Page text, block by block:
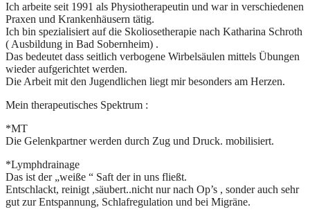
Ich arbeite seit 1991 als Physiotherapeutin und war in verschiedenen
Praxen und Krankenhäusern tätig.
Ich bin spezialisiert auf die Skoliosetherapie nach Katharina Schroth
( Ausbildung in Bad Sobernheim) .
Das bedeutet dass seitlich verbogene Wirbelsäulen mittels Übungen
wieder aufgerichtet werden.
Die Arbeit mit den Jugendlichen liegt mir besonders am Herzen.
Mein therapeutisches Spektrum :
*MT
Die Gelenkpartner werden durch Zug und Druck. mobilisiert.
*Lymphdrainage
Das ist der „weiße “ Saft der in uns fließt.
Entschlackt, reinigt ,säubert..nicht nur nach Op’s , sonder auch sehr
gut zur Entspannung, Schlafregulation und bei Migräne.